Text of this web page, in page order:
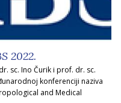
2022.
sc. Ino Čurik i prof. dr. sc.
konferenciji naziva
and Medical